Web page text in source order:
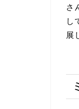
さ
し
展